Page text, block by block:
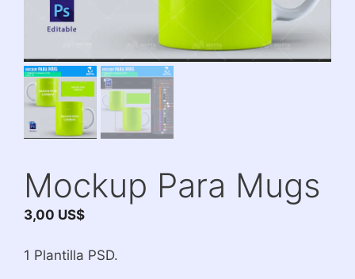
Mockup Para Mugs
3,00 US$
1 Plantilla PSD.